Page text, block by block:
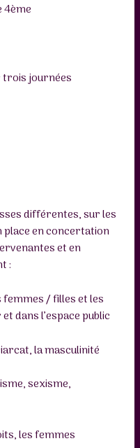
4ème
trois journées
différentes, sur les
place en concertation
et en
:
femmes / filles et les
dans l’espace public
la masculinité
sexisme,
les femmes